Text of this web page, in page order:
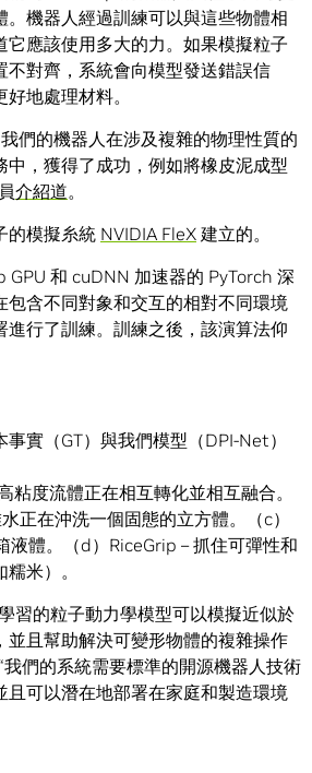
。機器人經過訓練可以與這些物體相
它應該使用多大的力。如果模擬粒子
不對齊，系統會向模型發送錯誤信
地處理材料。
們的機器人在涉及複雜的物理性質的
中，獲得了成功，例如將橡皮泥成型
介紹道。
的模擬糸統 NVIDIA FleX 建立的。
GPU 和 cuDNN 加速器的 PyTorch 深
包含不同對象和交互的相對不同環境
進行了訓練。訓練之後，該演算法仰
實（GT）與我們模型（DPI-Net）
粘度流體正在相互轉化並相互融合。
正在沖洗一個固態的立方體。（c）
液體。（d）RiceGrip – 抓住可彈性和
米）。
習的粒子動力學模型可以模擬近似於
並且幫助解決可變形物體的複雜操作
我們的系統需要標準的開源機器人技術
且可以潛在地部署在家庭和製造環境